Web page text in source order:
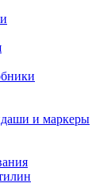
и маркеры